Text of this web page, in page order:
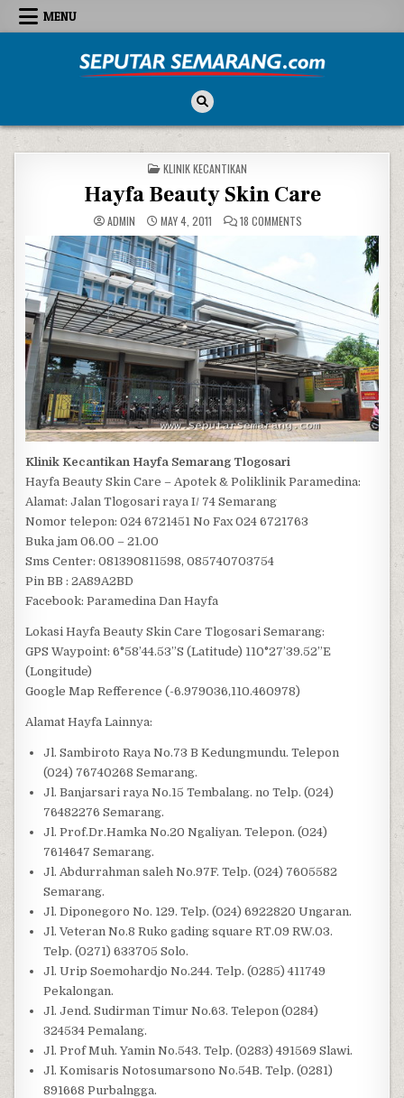
Skip to content
MENU
POSTED IN
KLINIK KECANTIKAN
Hayfa Beauty Skin Care
ADMIN MAY 4, 2011 18 COMMENTSON HAYFA BEAUTY
Klinik Kecantikan Hayfa Semarang Tlogosari
Hayfa Beauty Skin Care – Apotek & Poliklinik Paramedina:
Alamat: Jalan Tlogosari raya I/ 74 Semarang
Nomor telepon: 024 6721451 No Fax 024 6721763
Buka jam 06.00 – 21.00
Sms Center: 081390811598, 085740703754
Pin BB : 2A89A2BD
Facebook: Paramedina Dan Hayfa
Lokasi Hayfa Beauty Skin Care Tlogosari Semarang:
GPS Waypoint: 6°58’44.53”S (Latitude) 110°27’39.52”E
(Longitude)
Google Map Refference (-6.979036,110.460978)
Alamat Hayfa Lainnya:
Jl. Sambiroto Raya No.73 B Kedungmundu. Telepon
(024) 76740268 Semarang.
Jl. Banjarsari raya No.15 Tembalang. no Telp. (024)
76482276 Semarang.
Jl. Prof.Dr.Hamka No.20 Ngaliyan. Telepon. (024)
7614647 Semarang.
Jl. Abdurrahman saleh No.97F. Telp. (024) 7605582
Semarang.
Jl. Diponegoro No. 129. Telp. (024) 6922820 Ungaran.
Jl. Veteran No.8 Ruko gading square RT.09 RW.03.
Telp. (0271) 633705 Solo.
Jl. Urip Soemohardjo No.244. Telp. (0285) 411749
Pekalongan.
Jl. Jend. Sudirman Timur No.63. Telepon (0284)
324534 Pemalang.
Jl. Prof Muh. Yamin No.543. Telp. (0283) 491569 Slawi.
Jl. Komisaris Notosumarsono No.54B. Telp. (0281)
891668 Purbalngga.